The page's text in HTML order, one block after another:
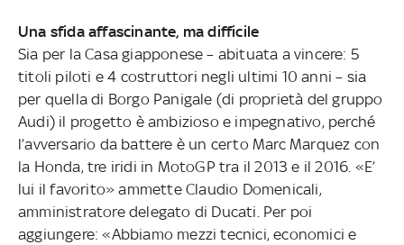
Una sfida affascinante, ma difficile
Sia per la Casa giapponese – abituata a vincere: 5
titoli piloti e 4 costruttori negli ultimi 10 anni – sia
per quella di Borgo Panigale (di proprietà del gruppo
Audi) il progetto è ambizioso e impegnativo, perché
l’avversario da battere è un certo Marc Marquez con
la Honda, tre iridi in MotoGP tra il 2013 e il 2016. «E’
lui il favorito» ammette Claudio Domenicali,
amministratore delegato di Ducati. Per poi
aggiungere: «Abbiamo mezzi tecnici, economici e